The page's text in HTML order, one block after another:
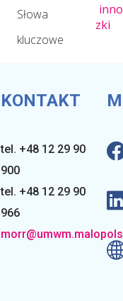
Słowa
kluczowe
zki
KONTAKT
tel. +48 12 29 90
900
tel. +48 12 29 90
966